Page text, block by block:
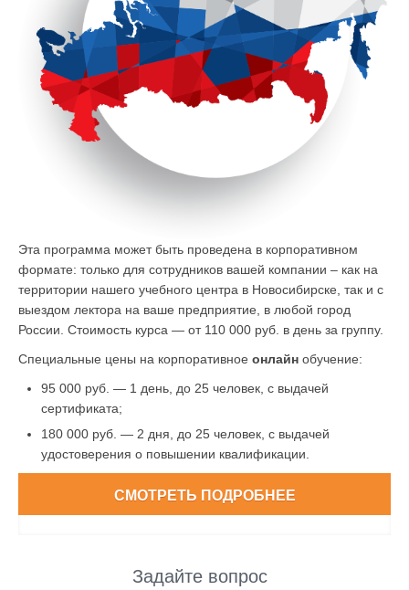
Эта программа может быть проведена в корпоративном
формате: только для сотрудников вашей компании – как на
территории нашего учебного центра в Новосибирске, так и с
выездом лектора на ваше предприятие, в любой город
России. Стоимость курса — от 110 000 руб. в день за группу.
Специальные цены на корпоративное онлайн обучение:
95 000 руб. — 1 день, до 25 человек, с выдачей
сертификата;
180 000 руб. — 2 дня, до 25 человек, с выдачей
удостоверения о повышении квалификации.
СМОТРЕТЬ ПОДРОБНЕЕ
Задайте вопрос